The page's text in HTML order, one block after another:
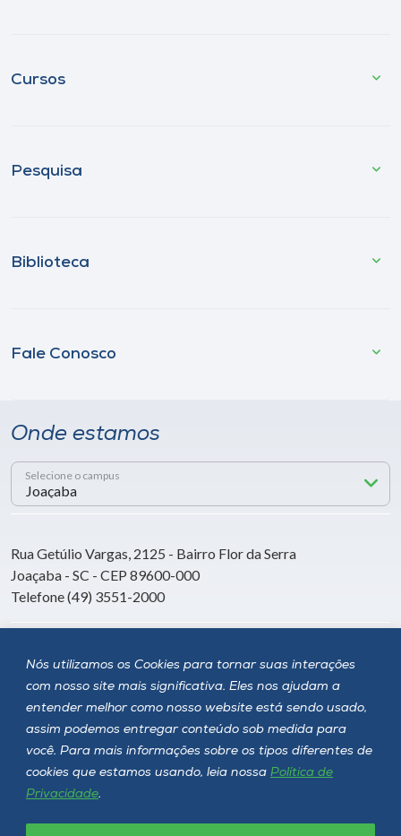
Nós utilizamos os Cookies para tornar suas interações
com nosso site mais significativa. Eles nos ajudam a
entender melhor como nosso website está sendo usado,
assim podemos entregar conteúdo sob medida para
você. Para mais informações sobre os tipos diferentes de
cookies que estamos usando, leia nossa Política de
Privacidade.
Cursos
Pesquisa
Biblioteca
Fale Conosco
Onde estamos
Selecione o campus
Rua Getúlio Vargas, 2125 - Bairro Flor da Serra
Joaçaba - SC - CEP 89600-000
Telefone (49) 3551-2000
Siga a Unoesc